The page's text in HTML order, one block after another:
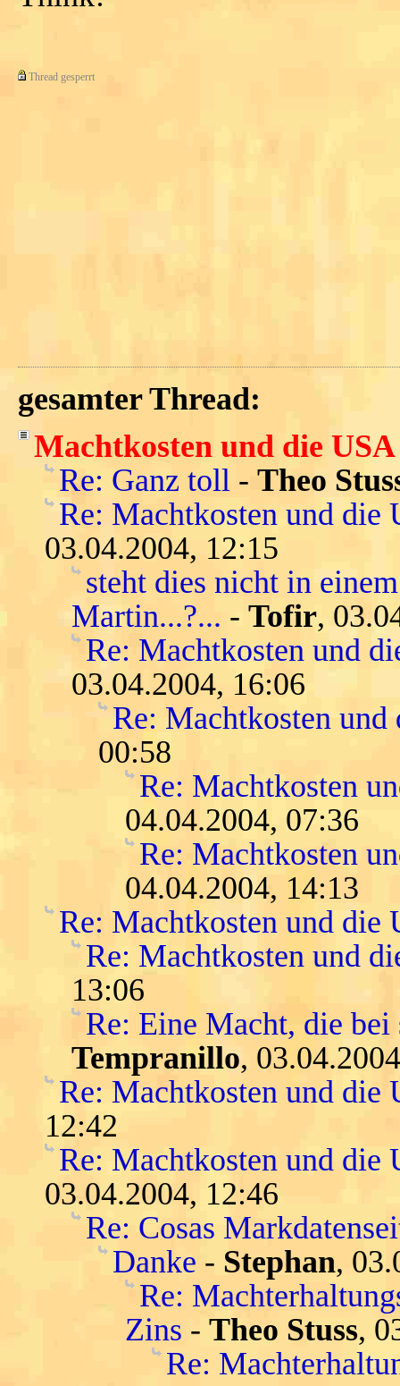
Thread gesperrt
gesamter Thread:
Machtkosten und die USA
Re: Ganz toll - Theo
Re: Machtkosten und die
03.04.2004, 12:15
steht dies nicht in
Martin...?... - Tofir,
Re: Machtkosten und
03.04.2004, 16:06
Re: Machtkosten und
00:58
Re: Machtkosten
04.04.2004, 07:36
Re: Machtkosten
04.04.2004, 14:13
Re: Machtkosten und die
Re: Machtkosten und
13:06
Re: Eine Macht, die
Tempranillo,
Re: Machtkosten und die
12:42
Re: Machtkosten und die
03.04.2004, 12:46
Re: Cosas
Danke - Stephan,
Re:
Zins - Theo Stuss,
Re: